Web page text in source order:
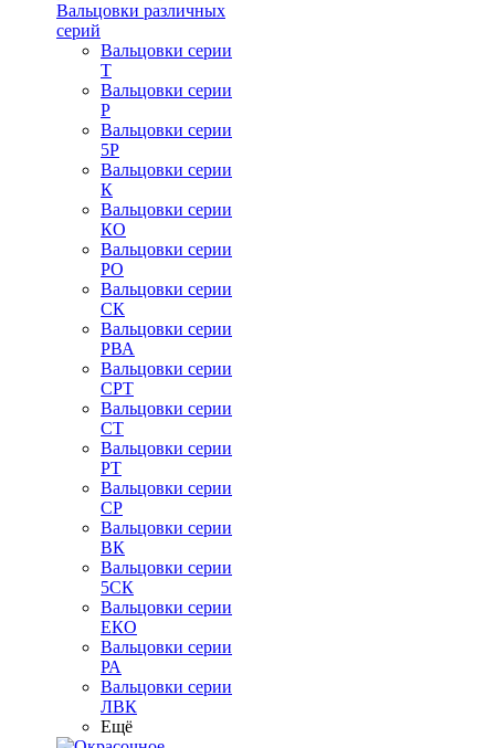
Вальцовки различных
серий
Вальцовки серии
Т
Вальцовки серии
Р
Вальцовки серии
5Р
Вальцовки серии
К
Вальцовки серии
КО
Вальцовки серии
РО
Вальцовки серии
СК
Вальцовки серии
РВА
Вальцовки серии
СРТ
Вальцовки серии
СТ
Вальцовки серии
РТ
Вальцовки серии
СР
Вальцовки серии
ВК
Вальцовки серии
5СК
Вальцовки серии
ЕКО
Вальцовки серии
РА
Вальцовки серии
ЛВК
Ещё